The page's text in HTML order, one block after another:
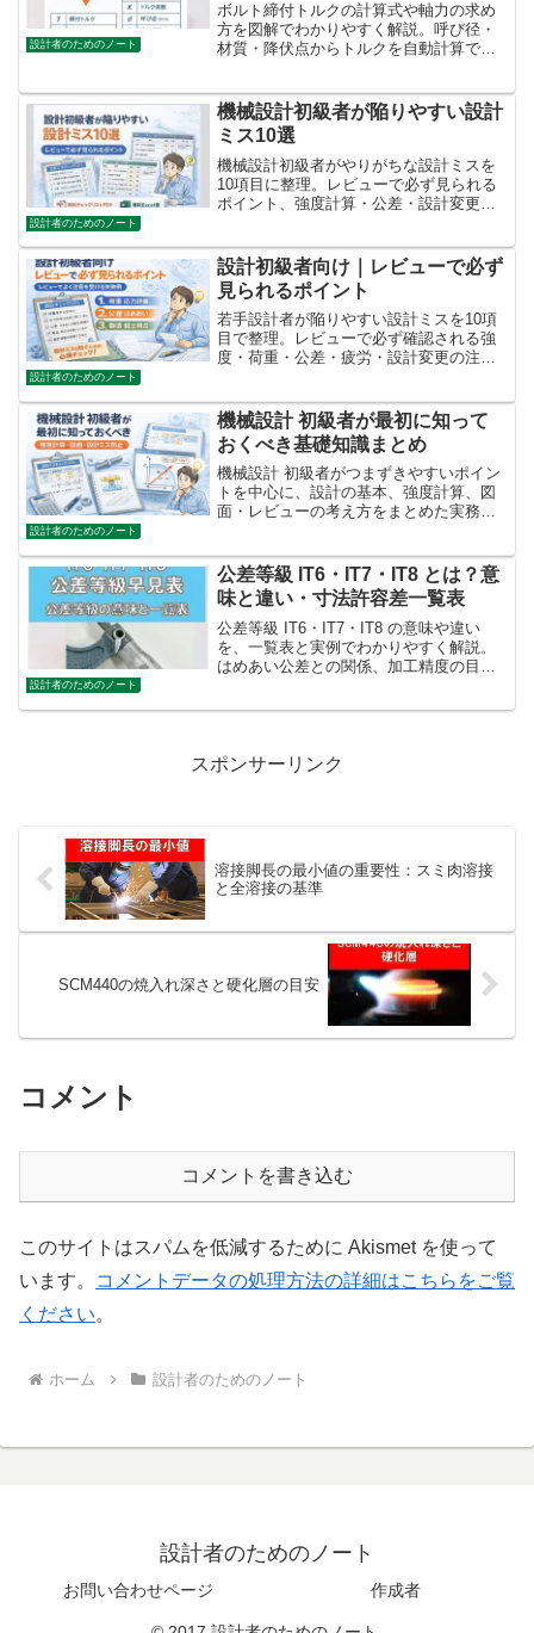
設計者のためのノート
ボルト締付トルクの計算式や軸力の求め
方を図解でわかりやすく解説。呼び径・
材質・降伏点からトルクを自動計算でき
設計者のためのノート
機械設計初級者が陥りやすい設計
ミス10選
機械設計初級者がやりがちな設計ミスを
10項目に整理。レビューで必ず見られる
ポイント、強度計算・公差・設計変更の
設計者のためのノート
設計初級者向け｜レビューで必ず
見られるポイント
若手設計者が陥りやすい設計ミスを10項
目で整理。レビューで必ず確認される強
度・荷重・公差・疲労・設計変更の注意
設計者のためのノート
機械設計 初級者が最初に知って
おくべき基礎知識まとめ
機械設計 初級者がつまずきやすいポイン
トを中心に、設計の基本、強度計算、図
面・レビューの考え方をまとめた実務向
設計者のためのノート
公差等級 IT6・IT7・IT8 とは？意
味と違い・寸法許容差一覧表
公差等級 IT6・IT7・IT8 の意味や違い
を、一覧表と実例でわかりやすく解説。
はめあい公差との関係、加工精度の目
スポンサーリンク
溶接脚長の最小値の重要性：スミ肉溶接
と全溶接の基準
SCM440の焼入れ深さと硬化層の目安
コメント
コメントを書き込む
このサイトはスパムを低減するために Akismet を使って
います。
コメントデータの処理方法の詳細はこちらをご覧
ください。
ホーム 設計者のためのノート
設計者のためのノート
お問い合わせページ 作成者